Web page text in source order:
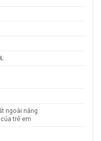
ngoài nắng
trẻ em